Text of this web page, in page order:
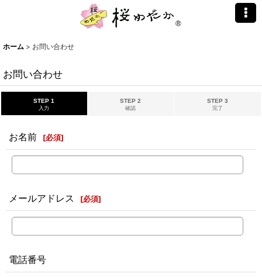
ホーム > お問い合わせ
お問い合わせ
STEP 1
入力
STEP 2
確認
STEP 3
完了
お名前 [必須]
メールアドレス [必須]
電話番号